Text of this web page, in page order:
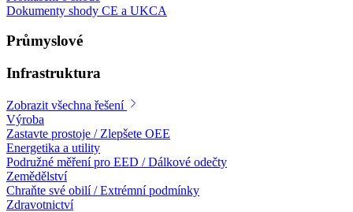
Dokumenty shody CE a UKCA
Průmyslové
Infrastruktura
Zobrazit všechna řešení
Výroba
Zastavte prostoje / Zlepšete OEE
Energetika a utility
Podružné měření pro EED / Dálkové odečty
Zemědělství
Chraňte své obilí / Extrémní podmínky
Zdravotnictví